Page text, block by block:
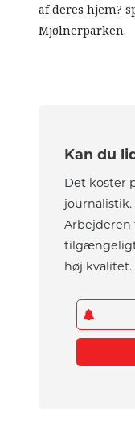
af deres hjem?
Mjølnerparken.
Kan du
Det koster
høj kvalitet.